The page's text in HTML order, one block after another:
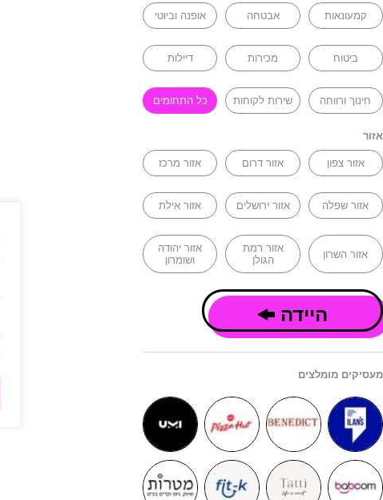
קמעונאות אבטחה אופנה וביוטי
ביטוח מכירות דיילות
חינוך ורווחה שירות לקוחות כל התחומים
אזור
אזור צפון אזור דרום אזור מרכז
אזור שפלה אזור ירושלים אזור אילת
אזור השרון
אזור רמת
הגולן
אזור יהודה
ושומרון
היידה
מעסיקים מומלצים